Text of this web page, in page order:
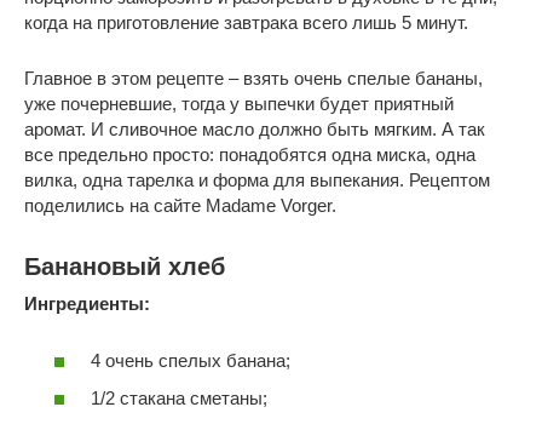
когда на приготовление завтрака всего лишь 5 минут.
Главное в этом рецепте – взять очень спелые бананы,
уже почерневшие, тогда у выпечки будет приятный
аромат. И сливочное масло должно быть мягким. А так
все предельно просто: понадобятся одна миска, одна
вилка, одна тарелка и форма для выпекания. Рецептом
поделились на сайте Madame Vorger.
Банановый хлеб
Ингредиенты:
4 очень спелых банана;
1/2 стакана сметаны;